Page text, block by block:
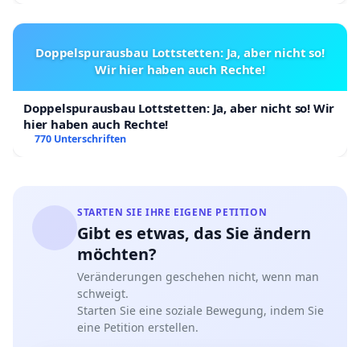
Doppelspurausbau Lottstetten: Ja, aber nicht so!
Wir hier haben auch Rechte!
Doppelspurausbau Lottstetten: Ja, aber nicht so! Wir
hier haben auch Rechte!
770 Unterschriften
STARTEN SIE IHRE EIGENE PETITION
Gibt es etwas, das Sie ändern
möchten?
Veränderungen geschehen nicht, wenn man
schweigt.
Starten Sie eine soziale Bewegung, indem Sie
eine Petition erstellen.